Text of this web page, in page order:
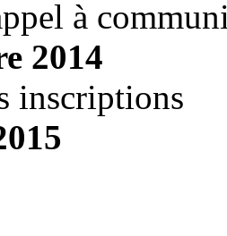
à
2014
inscriptions